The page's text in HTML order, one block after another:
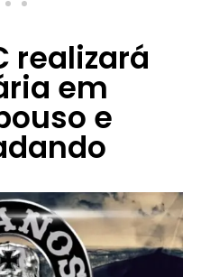
realizará
em
e